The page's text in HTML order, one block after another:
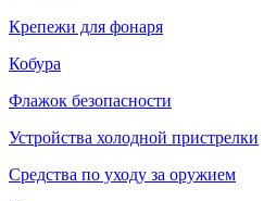
Крепежи для фонаря
Кобура
Флажок безопасности
Устройства холодной пристрелки
Средства по уходу за оружием